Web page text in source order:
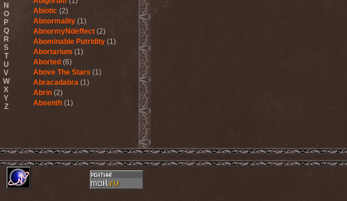
N
O
P
Q
R
S
T
U
V
W
X
Y
Z
Abiotic (2)
Abnormality (1)
AbnormyNdeffect (2)
Abominable Putridity (1)
Abortarium (1)
Aborted (6)
Above The Stars (1)
Abracadabra (1)
Abrin (2)
Absenth (1)
Abysskvlt (2)
Abyssphere (1)